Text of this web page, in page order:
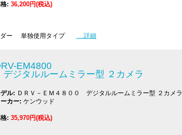
: 36,200円(税込)
ダー 単独使用タイプ ...詳細
EM4800
ジタルルームミラー型 ２カメラ
ル: ＤＲＶ－ＥＭ４８００ デジタルルームミラー型 ２カメラ
カー: ケンウッド
: 35,970円(税込)